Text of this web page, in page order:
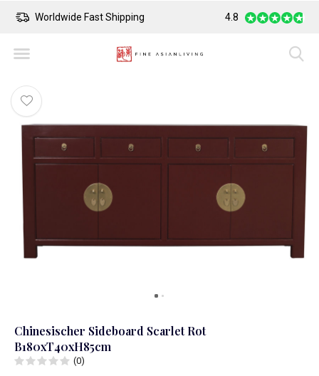
Worldwide Fast Shipping Safe Payment
4.8
Chinesischer Sideboard Scarlet Rot
B180xT40xH85cm
(0)